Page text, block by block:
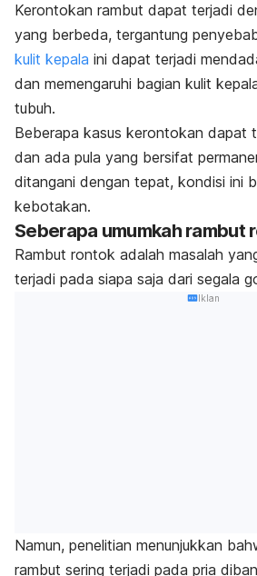
Kerontokan rambut dapat terjadi
yang berbeda, tergantung
kulit kepala ini dapat terjadi
dan memengaruhi bagian kulit
tubuh.
Beberapa kasus kerontokan dapat
dan ada pula yang bersifat
ditangani dengan tepat, kondisi ini
kebotakan.
Seberapa umumkah rambut
Rambut rontok adalah masalah
terjadi pada siapa saja dari segala
Iklan
Namun, penelitian menunjukkan
rambut sering terjadi pada pria